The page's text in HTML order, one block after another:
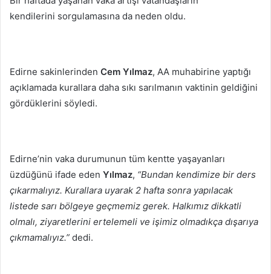
kendilerini sorgulamasına da neden oldu.
Edirne sakinlerinden Cem Yılmaz, AA muhabirine yaptığı
açıklamada kurallara daha sıkı sarılmanın vaktinin geldiğini
gördüklerini söyledi.
Edirne’nin vaka durumunun tüm kentte yaşayanları
üzdüğünü ifade eden Yılmaz, “Bundan kendimize bir ders
çıkarmalıyız. Kurallara uyarak 2 hafta sonra yapılacak
listede sarı bölgeye geçmemiz gerek. Halkımız dikkatli
olmalı, ziyaretlerini ertelemeli ve işimiz olmadıkça dışarıya
çıkmamalıyız.” dedi.